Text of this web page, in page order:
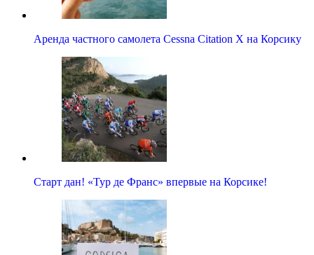
Аренда частного самолета Cessna Citation X на Корсику
Старт дан! «Тур де Франс» впервые на Корсике!